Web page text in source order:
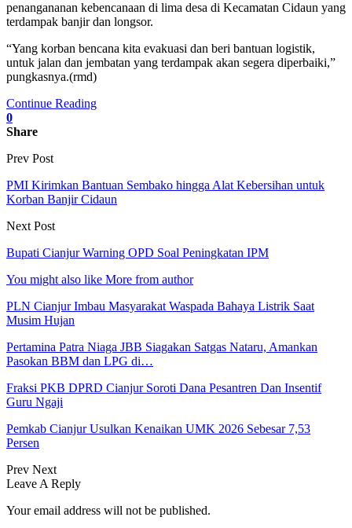
penangananan kebencanaan di lima desa di Kecamatan Cidaun yang
terdampak banjir dan longsor.
“Yang korban bencana kita evakuasi dan beri bantuan logistik,
untuk jalan dan jembatan yang terdampak akan segera diperbaiki,”
pungkasnya.(rmd)
Continue Reading
0
Share
Prev Post
PMI Kirimkan Bantuan Sembako hingga Alat Kebersihan untuk
Korban Banjir Cidaun
Next Post
Bupati Cianjur Warning OPD Soal Peningkatan IPM
You might also like More from author
PLN Cianjur Imbau Masyarakat Waspada Bahaya Listrik Saat
Musim Hujan
Pertamina Patra Niaga JBB Siagakan Satgas Nataru, Amankan
Pasokan BBM dan LPG di…
Fraksi PKB DPRD Cianjur Soroti Dana Pesantren Dan Insentif
Guru Ngaji
Pemkab Cianjur Usulkan Kenaikan UMK 2026 Sebesar 7,53
Persen
Prev Next
Leave A Reply
Your email address will not be published.